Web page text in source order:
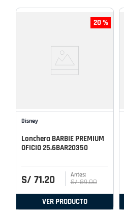
20 %
Disney
Lonchera BARBIE PREMIUM
OFICIO 25.6BAR20350
S/ 71.20 S/ 89.00
VER PRODUCTO